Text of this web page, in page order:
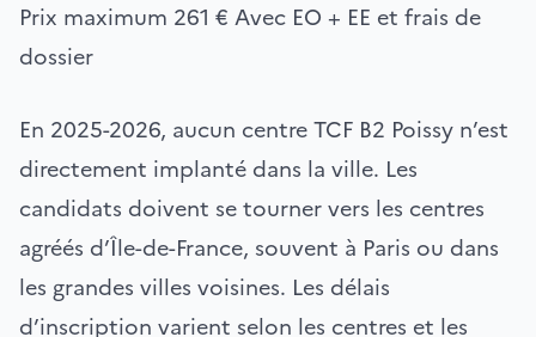
Prix maximum 261 € Avec EO + EE et frais de
dossier
En 2025-2026, aucun centre TCF B2 Poissy n’est
directement implanté dans la ville. Les
candidats doivent se tourner vers les centres
agréés d’Île-de-France, souvent à Paris ou dans
les grandes villes voisines. Les délais
d’inscription varient selon les centres et les